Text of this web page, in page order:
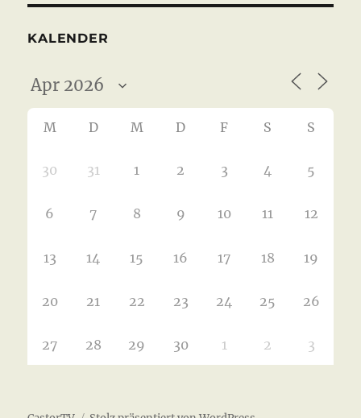
KALENDER
M D M D F S S
30 31 1 2 3 4 5
6 7 8 9 10 11 12
13 14 15 16 17 18 19
20 21 22 23 24 25 26
27 28 29 30 1 2 3